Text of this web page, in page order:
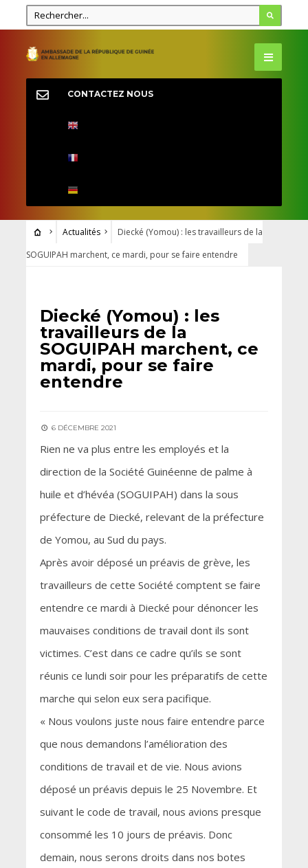
CONTACTEZ NOUS
Actualités
Diecké (Yomou) : les travailleurs de la
SOGUIPAH marchent, ce mardi, pour se faire entendre
Diecké (Yomou) : les
travailleurs de la
SOGUIPAH marchent, ce
mardi, pour se faire
entendre
6 DÉCEMBRE 2021
Rien ne va plus entre les employés et la
direction de la Société Guinéenne de palme à
huile et d’hévéa (SOGUIPAH) dans la sous
préfecture de Diecké, relevant de la préfecture
de Yomou, au Sud du pays.
Après avoir déposé un préavis de grève, les
travailleurs de cette Société comptent se faire
entendre ce mardi à Diecké pour dénoncer les
mauvaises conditions de travail dont ils sont
victimes. C’est dans ce cadre qu’ils se sont
réunis ce lundi soir pour les préparatifs de cette
marche qui selon eux sera pacifique.
« Nous voulons juste nous faire entendre parce
que nous demandons l’amélioration des
conditions de travail et de vie. Nous avions
déposé un préavis depuis le 25 Novembre. Et
suivant le code de travail, nous avions presque
consommé les 10 jours de préavis. Donc
demain, nous serons droits dans nos botes